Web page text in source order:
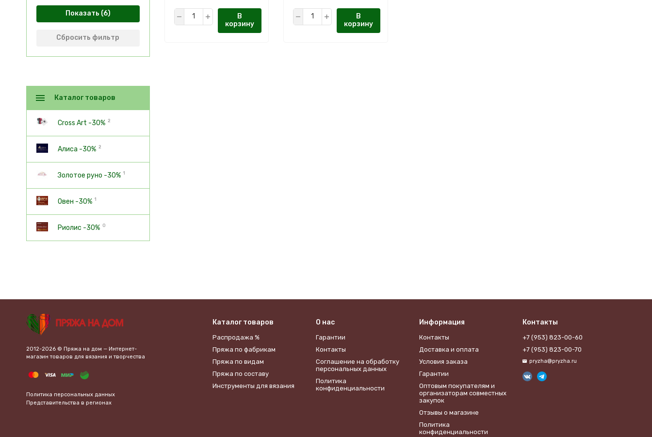
В
корзину
В
корзину
Показать
Сбросить фильтр
Каталог товаров
Cross Art -30% 2
Алиса -30% 2
Золотое руно -30% 1
Овен -30% 1
Риолис -30% 0
2012-2026 © Пряжа на дом — Интернет-
магазин товаров для вязания и творчества
Политика персональных данных
Представительства в регионах
Каталог товаров
Распродажа %
Пряжа по фабрикам
Пряжа по видам
Пряжа по составу
Инструменты для вязания
О нас
Гарантии
Контакты
​Соглашение на обработку
персональных данных
Политика
конфиденциальности
Информация
Контакты
Доставка и оплата
Условия заказа
Гарантии
Оптовым покупателям и
организаторам совместных
закупок
Отзывы о магазине
Политика
конфиденциальности
Контакты
+7 (953) 823-00-60
+7 (953) 823-00-70
pryzha@pryzha.ru